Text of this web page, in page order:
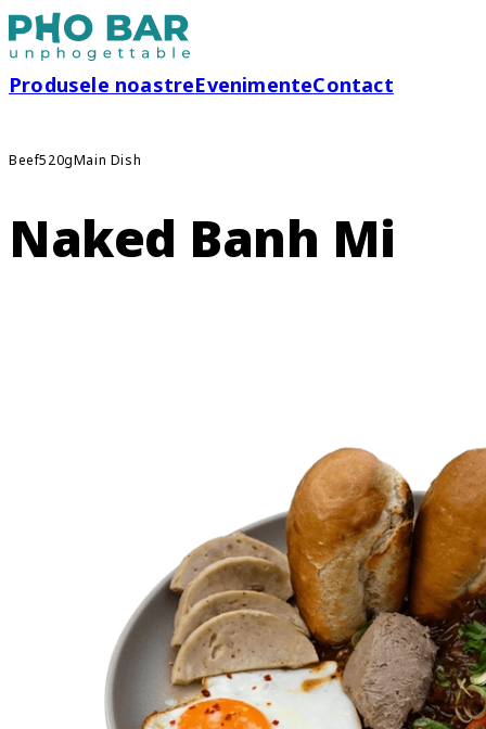
Produsele noastreEvenimenteContact
Beef520gMain Dish
Naked Banh Mi